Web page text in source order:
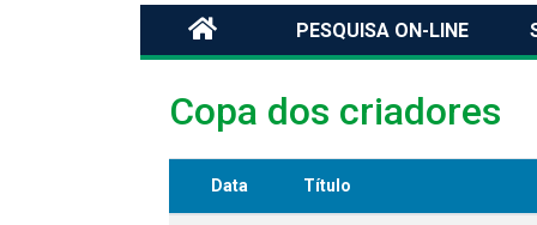
PESQUISA ON-LINE
Copa dos criadores
Data Título